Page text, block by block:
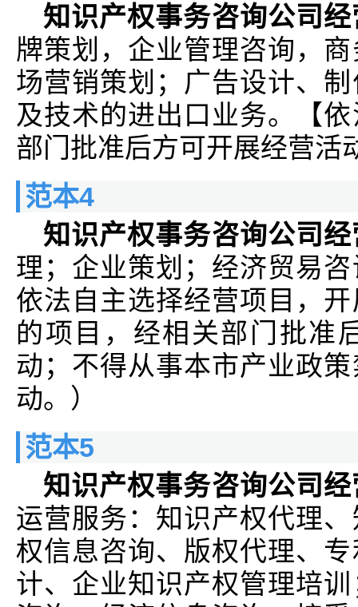
知识产权事务咨询公司
牌策划，企业管理咨询，
场营销策划；广告设计、
及技术的进出口业务。【
部门批准后方可开展经营活
范本4
知识产权事务咨询公司
理；企业策划；经济贸易
依法自主选择经营项目，
的项目，经相关部门批准
动；不得从事本市产业政
动。）
范本5
知识产权事务咨询公司
运营服务：知识产权代理
权信息咨询、版权代理、
计、企业知识产权管理培